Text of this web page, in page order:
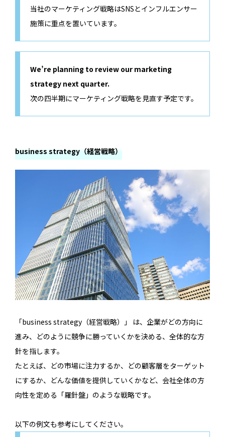
当社のマーケティング戦略はSNSとインフルエンサー
施策に重点を置いています。
We’re planning to review our marketing
strategy next quarter.
次の四半期にマーケティング戦略を見直す予定です。
business strategy（経営戦略）
「business strategy（経営戦略）」 は、企業がどの方向に
進み、どのように競争に勝っていくかを決める、全体的な方
針を指します。
たとえば、どの市場に注力するか、どの顧客層をターゲット
にするか、どんな価値を提供していくかなど、会社全体の方
向性を定める「羅針盤」のような戦略です。
以下の例文も参考にしてください。